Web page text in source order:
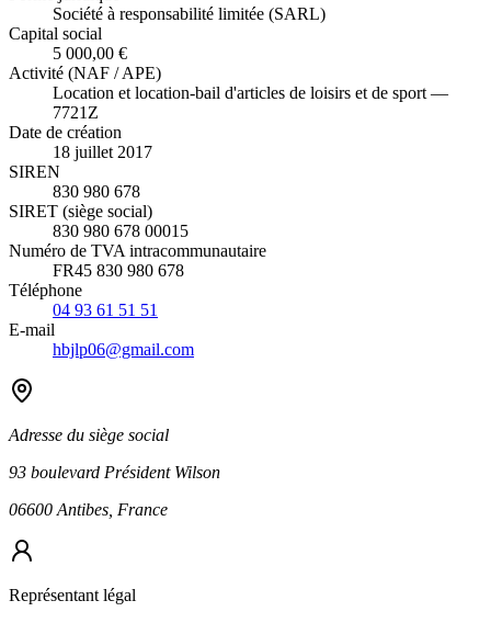
Société à responsabilité limitée (SARL)
Capital social
5 000,00 €
Activité (NAF / APE)
Location et location-bail d'articles de loisirs et de sport —
7721Z
Date de création
18 juillet 2017
SIREN
830 980 678
SIRET (siège social)
830 980 678 00015
Numéro de TVA intracommunautaire
FR45 830 980 678
Téléphone
04 93 61 51 51
E-mail
hbjlp06@gmail.com
Adresse du siège social
93 boulevard Président Wilson
06600 Antibes, France
Représentant légal